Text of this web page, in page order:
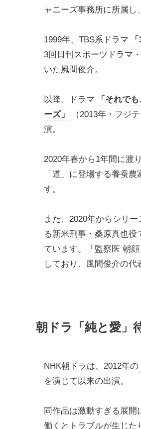
ャニーズ事務所に所属し
1999年、TBS系ドラマ
3回日刊スポーツドラマ
いた風間俊介。
以降、ドラマ 「それで
ーズ」
（2013年・フジ
演。
2020年春から1年間に渡
「道」に登場する養蚕
す。
また、2020年からシリ
る新米刑事・桑原真也
ています。「監察医 朝
しており、風間俊介の代
朝ドラ「純と愛」
NHK朝ドラは、2012年の
を演じて以来の出演。
同作品は激動すぎる展
働くとトラブルが生じた